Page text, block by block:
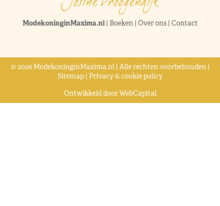
ModekoninginMaxima.nl| Boeken| Over ons| Contact
© 2026 ModekoninginMaxima.nl | Alle rechten voorbehouden |
Sitemap | Privacy & cookie policy
Ontwikkeld doorWebCapital